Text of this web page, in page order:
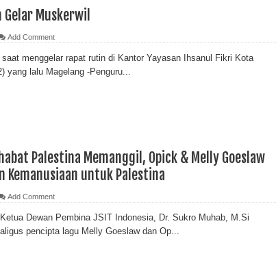
Muskerwil
Add Comment
menggelar rapat rutin di Kantor Yayasan Ihsanul Fikri Kota
yang lalu Magelang -Penguru...
Palestina Memanggil, Opick & Melly Goeslaw
Kemanusiaan untuk Palestina
Add Comment
Dewan Pembina JSIT Indonesia, Dr. Sukro Muhab, M.Si
pencipta lagu Melly Goeslaw dan Op...